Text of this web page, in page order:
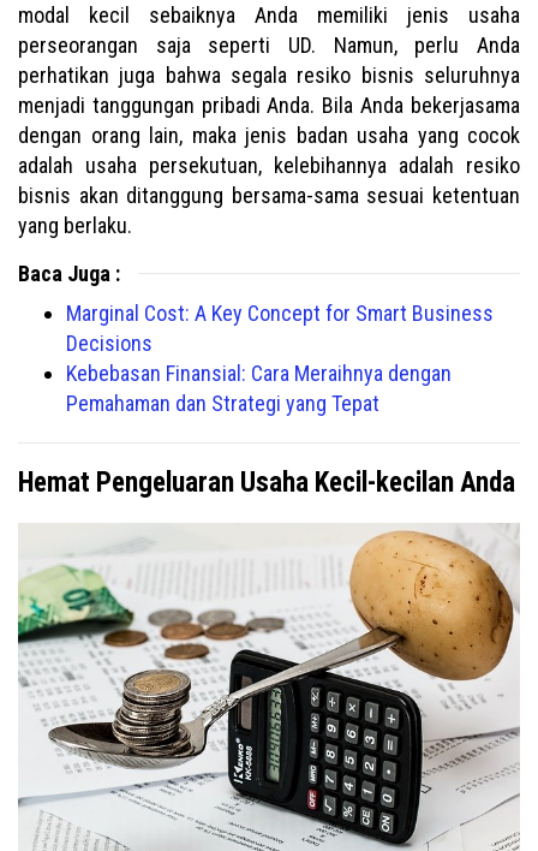
modal kecil sebaiknya Anda memiliki jenis usaha
perseorangan saja seperti UD. Namun, perlu Anda
perhatikan juga bahwa segala resiko bisnis seluruhnya
menjadi tanggungan pribadi Anda. Bila Anda bekerjasama
dengan orang lain, maka jenis badan usaha yang cocok
adalah usaha persekutuan, kelebihannya adalah resiko
bisnis akan ditanggung bersama-sama sesuai ketentuan
yang berlaku.
Baca Juga :
Marginal Cost: A Key Concept for Smart Business
Decisions
Kebebasan Finansial: Cara Meraihnya dengan
Pemahaman dan Strategi yang Tepat
Hemat Pengeluaran Usaha Kecil-kecilan Anda